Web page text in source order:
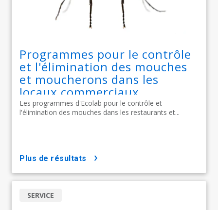
Programmes pour le contrôle
et l'élimination des mouches
et moucherons dans les
locaux commerciaux
Les programmes d'Ecolab pour le contrôle et
l'élimination des mouches dans les restaurants et...
plus de résultats
SERVICE